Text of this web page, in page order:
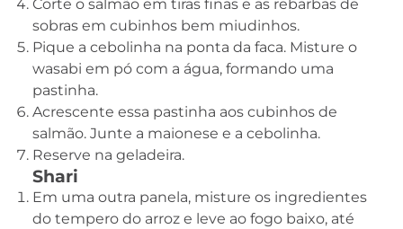
Corte o salmão em tiras finas e as rebarbas de
sobras em cubinhos bem miudinhos.
Pique a cebolinha na ponta da faca. Misture o
wasabi em pó com a água, formando uma
pastinha.
Acrescente essa pastinha aos cubinhos de
salmão. Junte a maionese e a cebolinha.
Reserve na geladeira.
Shari
Em uma outra panela, misture os ingredientes
do tempero do arroz e leve ao fogo baixo, até